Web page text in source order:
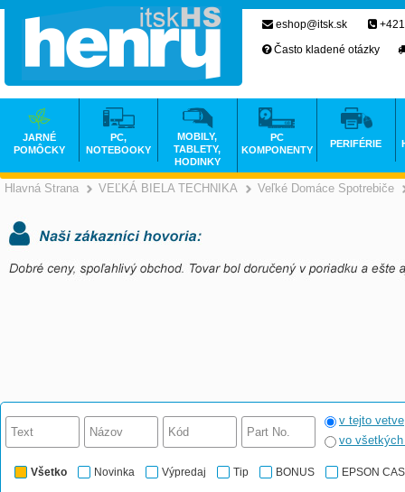
Hlavná Strana >
VEĽKÁ BIELA TECHNIKA >
Veľké Domáce Spotrebiče
v tejto vetve
vo
Všetko Novinka Výpredaj Tip BONUS EPSON
eshop@itsk.sk
Často kladené otázky
JARNÉ
POMÔCKY
PC,
NOTEBOOKY
MOBILY,
TABLETY,
HODINKY
PC
KOMPONENTY
PERIFÉRIE